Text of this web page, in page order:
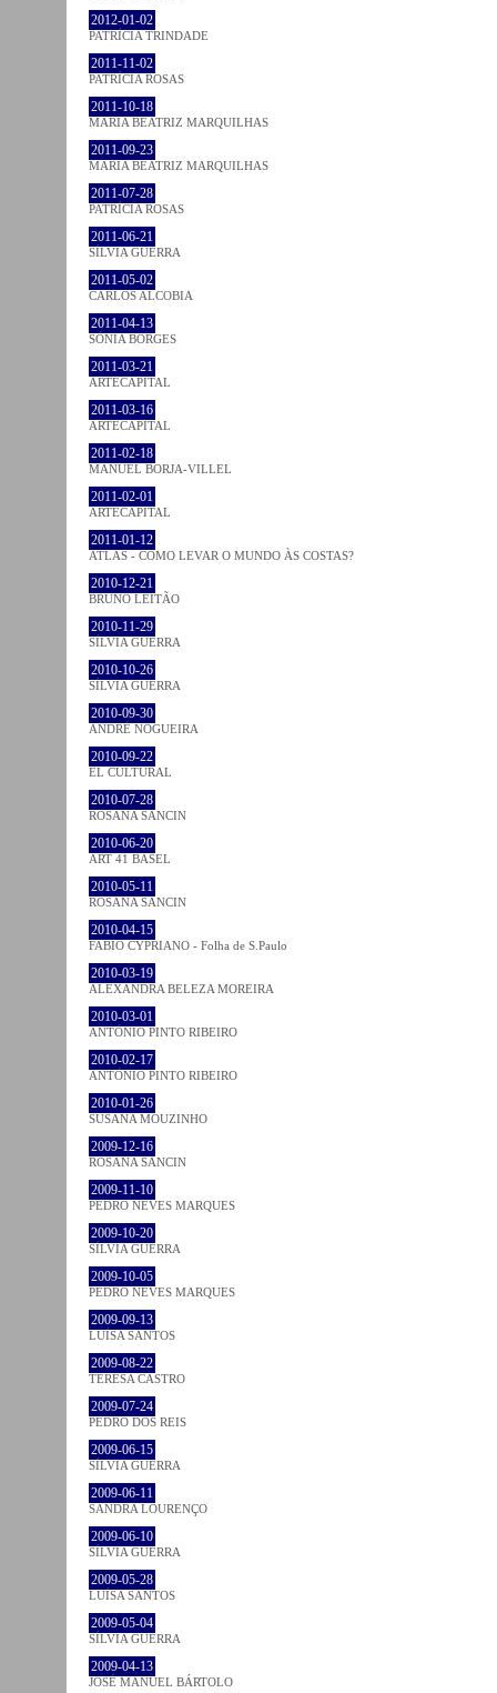
2012-01-02
PATRÍCIA TRINDADE
2011-11-02
PATRÍCIA ROSAS
2011-10-18
MARIA BEATRIZ MARQUILHAS
2011-09-23
MARIA BEATRIZ MARQUILHAS
2011-07-28
PATRÍCIA ROSAS
2011-06-21
SÍLVIA GUERRA
2011-05-02
CARLOS ALCOBIA
2011-04-13
SÓNIA BORGES
2011-03-21
ARTECAPITAL
2011-03-16
ARTECAPITAL
2011-02-18
MANUEL BORJA-VILLEL
2011-02-01
ARTECAPITAL
2011-01-12
ATLAS - COMO LEVAR O MUNDO ÀS COSTAS?
2010-12-21
BRUNO LEITÃO
2010-11-29
SÍLVIA GUERRA
2010-10-26
SÍLVIA GUERRA
2010-09-30
ANDRÉ NOGUEIRA
2010-09-22
EL CULTURAL
2010-07-28
ROSANA SANCIN
2010-06-20
ART 41 BASEL
2010-05-11
ROSANA SANCIN
2010-04-15
FABIO CYPRIANO - Folha de S.Paulo
2010-03-19
ALEXANDRA BELEZA MOREIRA
2010-03-01
ANTÓNIO PINTO RIBEIRO
2010-02-17
ANTÓNIO PINTO RIBEIRO
2010-01-26
SUSANA MOUZINHO
2009-12-16
ROSANA SANCIN
2009-11-10
PEDRO NEVES MARQUES
2009-10-20
SÍLVIA GUERRA
2009-10-05
PEDRO NEVES MARQUES
2009-09-13
LUÍSA SANTOS
2009-08-22
TERESA CASTRO
2009-07-24
PEDRO DOS REIS
2009-06-15
SÍLVIA GUERRA
2009-06-11
SANDRA LOURENÇO
2009-06-10
SÍLVIA GUERRA
2009-05-28
LUÍSA SANTOS
2009-05-04
SÍLVIA GUERRA
2009-04-13
JOSÉ MANUEL BÁRTOLO